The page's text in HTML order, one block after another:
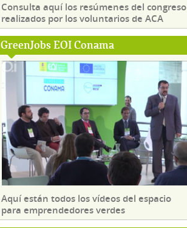
Consulta aquí los resúmenes del congreso
realizados por los voluntarios de ACA
GreenJobs EOI Conama
Aquí están todos los vídeos del espacio
para emprendedores verdes